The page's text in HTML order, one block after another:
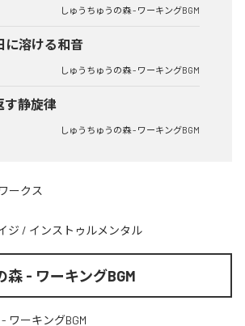
しゅうちゅうの森 - ワーキングBGM
に溶ける和音
しゅうちゅうの森 - ワーキングBGM
す静旋律
しゅうちゅうの森 - ワーキングBGM
ークス
ジ / インストゥルメンタル
森 - ワーキングBGM